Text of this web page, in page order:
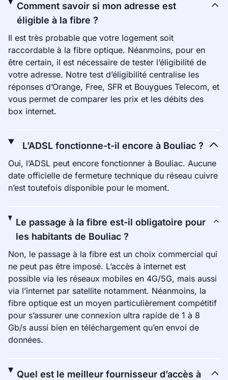
Comment savoir si mon adresse est
éligible à la fibre ?
Il est très probable que votre logement soit
raccordable à la fibre optique. Néanmoins, pour en
être certain, il est nécessaire de tester l’éligibilité de
votre adresse. Notre test d’éligibilité centralise les
réponses d’Orange, Free, SFR et Bouygues Telecom, et
vous permet de comparer les prix et les débits des
box internet.
L’ADSL fonctionne-t-il encore à Bouliac ?
Oui, l’ADSL peut encore fonctionner à Bouliac. Aucune
date officielle de fermeture technique du réseau cuivre
n’est toutefois disponible pour le moment.
Le passage à la fibre est-il obligatoire pour
les habitants de Bouliac ?
Non, le passage à la fibre est un choix commercial qui
ne peut pas être imposé. L’accès à internet est
possible via les réseaux mobiles en 4G/5G, mais aussi
via l’internet par satellite notamment. Néanmoins, la
fibre optique est un moyen particulièrement compétitif
pour s’assurer une connexion ultra rapide de 1 à 8
Gb/s aussi bien en téléchargement qu’en envoi de
données.
Quel est le meilleur fournisseur d’accès à